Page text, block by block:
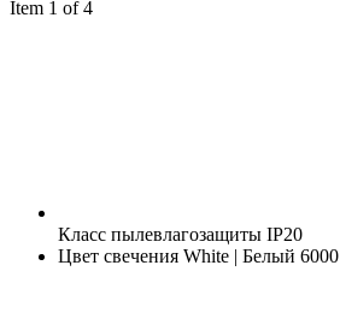
Item 1 of 4
Класс пылевлагозащиты IP20
Цвет свечения White | Белый